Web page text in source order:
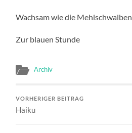
Wachsam wie die Mehlschwalben
Zur blauen Stunde
Archiv
VORHERIGER BEITRAG
Haiku